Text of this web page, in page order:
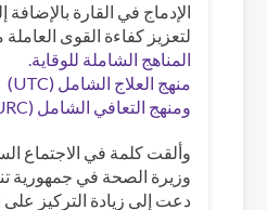
الإدماج في القارة بالإضافة
لتعزيز كفاءة القوى
المناهج الشاملة للوقاية.
منهج العلاج الشامل (UTC)
ومنهج التعافي الشامل (URC).
وألقت كلمة في الاجتماع
وزيرة الصحة في جمهورية
دعت إلى زيادة التركيز